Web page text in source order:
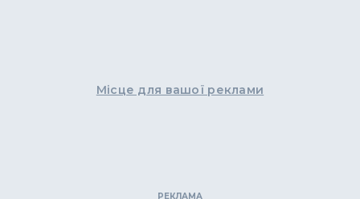
Місце для вашої реклами